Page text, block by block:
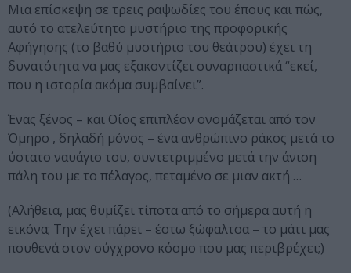
Μια επίσκεψη σε τρεις ραψωδίες του έπους και πώς,
αυτό το ατελεύτητο μυστήριο της προφορικής
Αφήγησης (το βαθύ μυστήριο του θεάτρου) έχει τη
δυνατότητα να μας εξακοντίζει συναρπαστικά “εκεί,
που η ιστορία ακόμα συμβαίνει”.
Ένας ξένος – και Οίος επιπλέον ονομάζεται από τον
Όμηρο , δηλαδή μόνος – ένα ανθρώπινο ράκος μετά το
ύστατο ναυάγιο του, συντετριμμένο μετά την άνιση
πάλη του με το πέλαγος, πεταμένο σε μιαν ακτή …
(Αλήθεια, μας θυμίζει τίποτα από το σήμερα αυτή η
εικόνα; Την έχει πάρει – έστω ξώφαλτσα – το μάτι μας
πουθενά στον σύγχρονο κόσμο που μας περιβρέχει;)